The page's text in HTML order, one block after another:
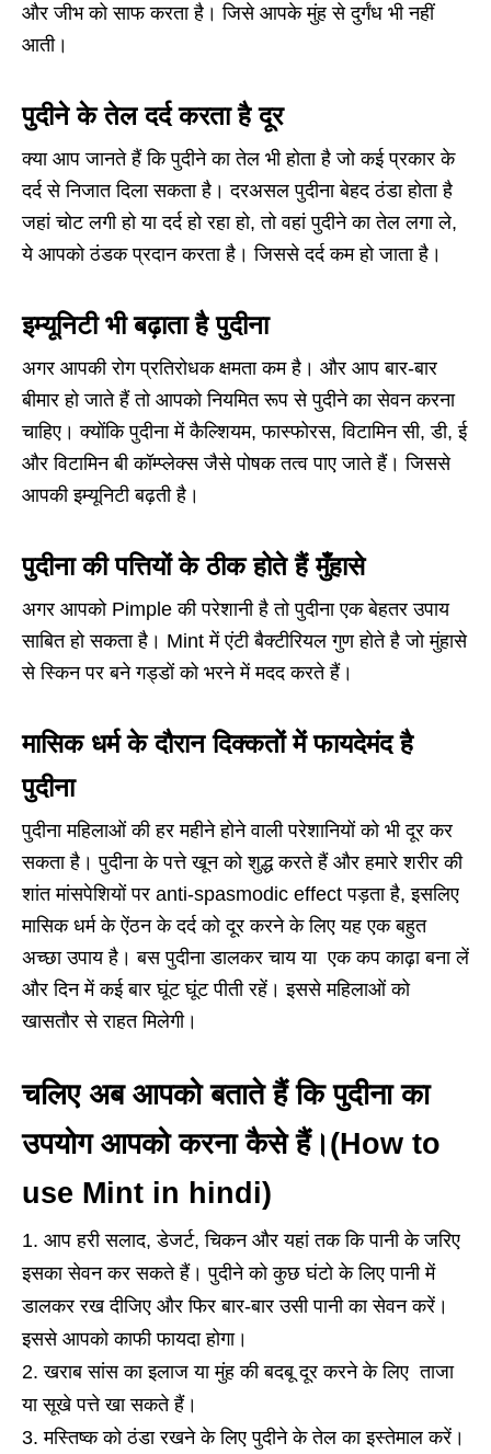
और जीभ को साफ करता है। जिसे आपके मुंह से दुर्गंध भी नहीं
आती।
पुदीने के तेल दर्द करता है दूर
क्या आप जानते हैं कि पुदीने का तेल भी होता है जो कई प्रकार के
दर्द से निजात दिला सकता है। दरअसल पुदीना बेहद ठंडा होता है
जहां चोट लगी हो या दर्द हो रहा हो, तो वहां पुदीने का तेल लगा ले,
ये आपको ठंडक प्रदान करता है। जिससे दर्द कम हो जाता है।
इम्यूनिटी भी बढ़ाता है पुदीना
अगर आपकी रोग प्रतिरोधक क्षमता कम है। और आप बार-बार
बीमार हो जाते हैं तो आपको नियमित रूप से पुदीने का सेवन करना
चाहिए। क्योंकि पुदीना में कैल्शियम, फास्फोरस, विटामिन सी, डी, ई
और विटामिन बी कॉम्प्लेक्स जैसे पोषक तत्व पाए जाते हैं। जिससे
आपकी इम्यूनिटी बढ़ती है।
पुदीना की पत्तियों के ठीक होते हैं मुँहासे
अगर आपको Pimple की परेशानी है तो पुदीना एक बेहतर उपाय
साबित हो सकता है। Mint में एंटी बैक्टीरियल गुण होते है जो मुंहासे
से स्किन पर बने गड्डों को भरने में मदद करते हैं।
मासिक धर्म के दौरान दिक्कतों में फायदेमंद है
पुदीना
पुदीना महिलाओं की हर महीने होने वाली परेशानियों को भी दूर कर
सकता है। पुदीना के पत्ते खून को शुद्ध करते हैं और हमारे शरीर की
शांत मांसपेशियों पर anti-spasmodic effect पड़ता है, इसलिए
मासिक धर्म के ऐंठन के दर्द को दूर करने के लिए यह एक बहुत
अच्छा उपाय है। बस पुदीना डालकर चाय या एक कप काढ़ा बना लें
और दिन में कई बार घूंट घूंट पीती रहें। इससे महिलाओं को
खासतौर से राहत मिलेगी।
चलिए अब आपको बताते हैं कि पुदीना का
उपयोग आपको करना कैसे हैं।(How to
use Mint in hindi)
आप हरी सलाद, डेजर्ट, चिकन और यहां तक कि पानी के जरिए
इसका सेवन कर सकते हैं। पुदीने को कुछ घंटो के लिए पानी में
डालकर रख दीजिए और फिर बार-बार उसी पानी का सेवन करें।
इससे आपको काफी फायदा होगा।
खराब सांस का इलाज या मुंह की बदबू दूर करने के लिए ताजा
या सूखे पत्ते खा सकते हैं।
मस्तिष्क को ठंडा रखने के लिए पुदीने के तेल का इस्तेमाल करें।